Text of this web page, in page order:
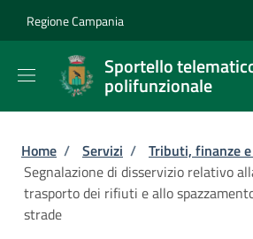
Regione Campania
Sportello
polifunzionale
Briciole di pane
Home / Servizi / Tributi, finanze
Segnalazione di disservizio relativo
trasporto dei rifiuti e allo
strade